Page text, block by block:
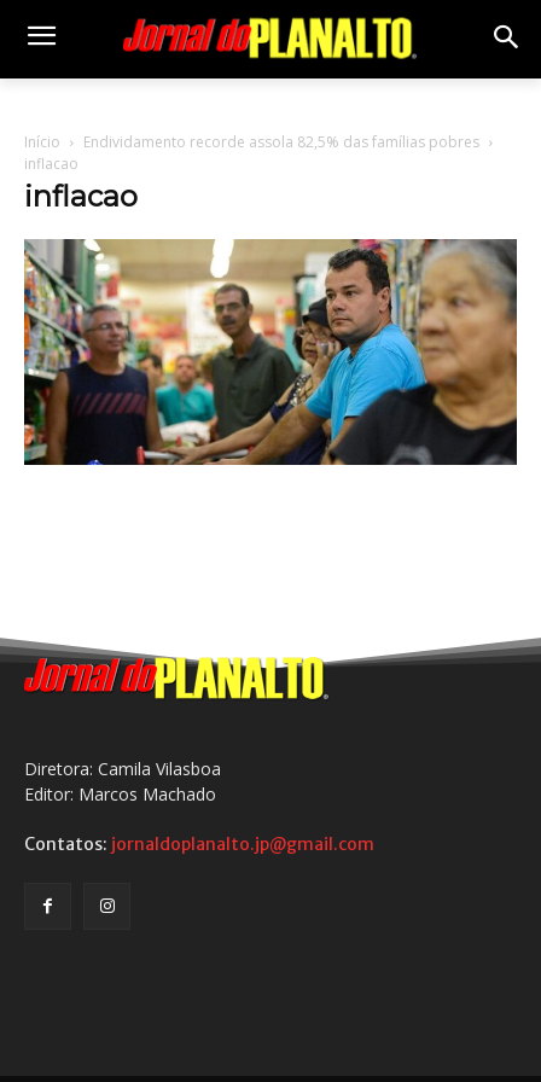
Início
Endividamento recorde assola 82,5% das famílias pobres
inflacao
inflacao
Diretora: Camila Vilasboa
Editor: Marcos Machado
Contatos: jornaldoplanalto.jp@gmail.com